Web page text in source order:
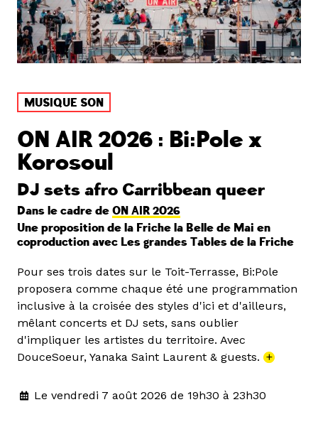
MUSIQUE SON
ON AIR 2026 : Bi:Pole x
Korosoul
DJ sets afro Carribbean queer
Dans le cadre de ON AIR 2026
Une proposition de la Friche la Belle de Mai en
coproduction avec Les grandes Tables de la Friche
Pour ses trois dates sur le Toit-Terrasse, Bi:Pole
proposera comme chaque été une programmation
inclusive à la croisée des styles d'ici et d'ailleurs,
mêlant concerts et DJ sets, sans oublier
d'impliquer les artistes du territoire. Avec
DouceSoeur, Yanaka Saint Laurent & guests. +
Le vendredi 7 août 2026 de 19h30 à 23h30